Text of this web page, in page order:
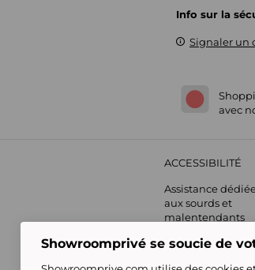
Info sur la
Signaler un
avec
ACCESSIBILITÉ
Assistance
aux sourds et
malentendants
Showroomprivé se soucie de